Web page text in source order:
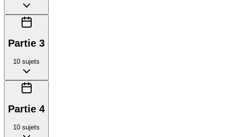
Partie 3
10 sujets
Partie 4
10 sujets